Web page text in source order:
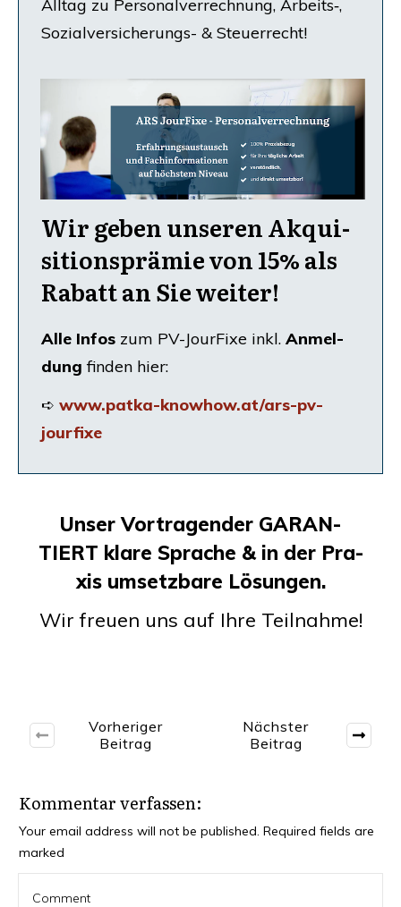
All­tag zu Per­so­nal­ver­rech­nung, Arbeits‑,
Sozi­al­ver­si­che­rungs- &Steuerrecht!
Wir geben unse­ren Akqui­
si­ti­ons­prä­mie von 15% als
Rabatt an Sie weiter!
Alle Infos zum PV-Jour­Fi­xe inkl. Anmel­
dung fin­den hier:
➪ www.patka-knowhow.at/ars-pv-
jourfixe
Unser Vor­tra­gen­der GARAN­
TIERT kla­re Spra­che &in der Pra­
xis umsetz­ba­re Lösungen.
Wir freu­en uns auf Ihre Teilnahme!
Vorheriger
Beitrag
Nächster
Beitrag
Kommentar verfassen:
Your email address will not be published. Required fields are
marked